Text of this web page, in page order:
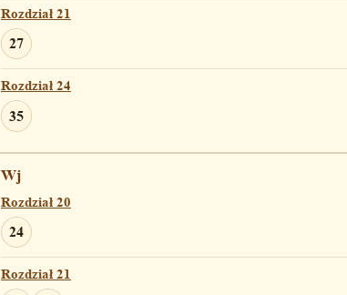
Rozdział 21
27
Rozdział 24
35
Wj
Rozdział 20
24
Rozdział 21